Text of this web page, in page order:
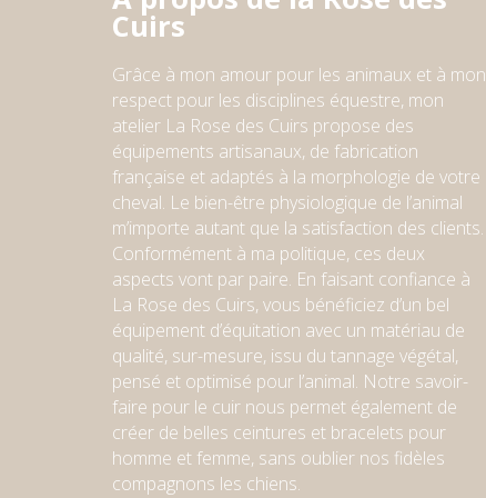
Cuirs
Grâce à mon amour pour les animaux et à mon
respect pour les disciplines équestre, mon
atelier La Rose des Cuirs propose des
équipements artisanaux, de fabrication
française et adaptés à la morphologie de votre
cheval. Le bien-être physiologique de l’animal
m’importe autant que la satisfaction des clients.
Conformément à ma politique, ces deux
aspects vont par paire. En faisant confiance à
La Rose des Cuirs, vous bénéficiez d’un bel
équipement d’équitation avec un matériau de
qualité, sur-mesure, issu du tannage végétal,
pensé et optimisé pour l’animal. Notre savoir-
faire pour le cuir nous permet également de
créer de belles ceintures et bracelets pour
homme et femme, sans oublier nos fidèles
compagnons les chiens.